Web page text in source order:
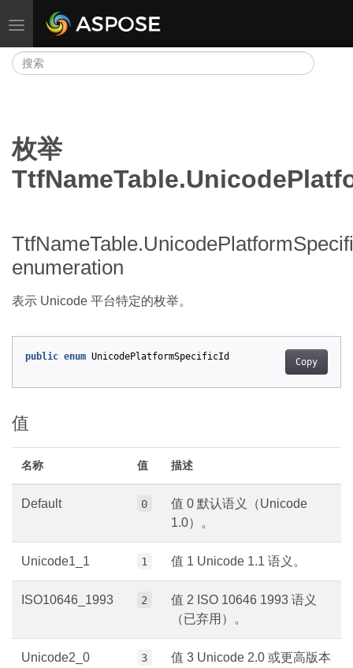
切换导航
枚举
enumeration
表示 Unicode 平台特定的枚举。
Copy
public enum UnicodePlatformSpecificId
值
名称 值 描述
Default 0
值 0 默认语义（Unicode
1.0）。
Unicode1_1 1 值 1 Unicode 1.1 语义。
ISO10646_1993 2
值 2 ISO 10646 1993 语义
（已弃用）。
Unicode2_0 3
值 3 Unicode 2.0 或更高版本